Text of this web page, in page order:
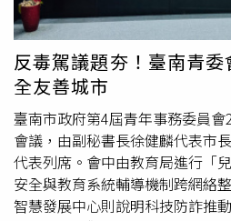
9％，或採逐年調升方式，最終
求立法院儘速完成三讀，真正改
總工會理事長戴國榮表示，台灣
M型化發展，政府應更積極提升雇
由7％調升至12％，才能真正厚植
業工會聯合總會理事長鍾馥吉則
整，勞保投保薪資分級表上限4
批評行政院長期怠惰，呼籲立法
法實質改善勞工退休生活。台北
亦認為，提高退休金並不是給勞
反毒駕議題夯！臺南青
全友善城市
臺南市政府第4屆青年事務委員
會議，由副秘書長徐健麟代表市
代表列席。會中由教育局進行「
安全與教育系統輔導機制跨網絡
智慧發展中心則說明科技防詐推